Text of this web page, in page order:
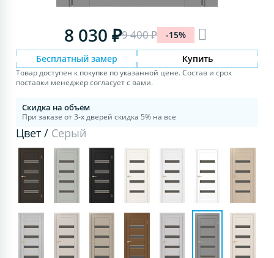
8 030 ₽9 400 ₽ -15%
Бесплатный замер Купить
Товар доступен к покупке по указанной цене. Состав и срок
поставки менеджер согласует с вами.
Скидка на объём
При заказе от 3-х дверей скидка 5% на все
Цвет / Серый